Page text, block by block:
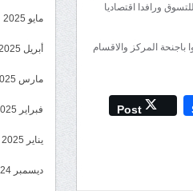
ورافدا اقتصاديا
باجنحة المركز والاقسام
Post
مايو 2025
أبريل 2025
مارس 2025
فبراير 2025
يناير 2025
ديسمبر 2024